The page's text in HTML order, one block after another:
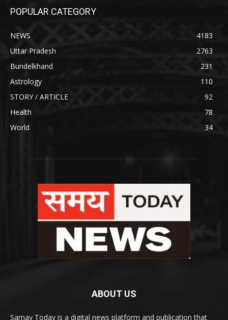
POPULAR CATEGORY
NEWS
4183
Uttar Pradesh
2763
Bundelkhand
231
Astrology
110
STORY / ARTICLE
92
Health
78
World
34
ABOUT US
Samay Today is a digital news platform and publication that